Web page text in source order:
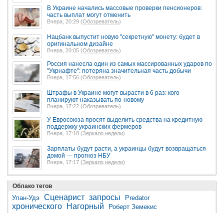
В Украине начались массовые проверки пенсионеров:
часть выплат могут отменить
Вчера, 20:29 (Обозреватель)
Нацбанк выпустит новую "секретную" монету: будет в
оригинальном дизайне
Вчера, 20:05 (Обозреватель)
Россия нанесла один из самых массированных ударов по
"Укрнафте": потеряна значительная часть добычи
Вчера, 17:56 (Обозреватель)
Штрафы в Украине могут вырасти в 6 раз: кого
планируют наказывать по-новому
Вчера, 17:22 (Обозреватель)
У Евросоюза просят выделить средства на кредитную
поддержку украинских фермеров
Вчера, 17:18 (Зеркало недели)
Зарплаты будут расти, а украинцы будут возвращаться
домой — прогноз НБУ
Вчера, 17:17 (Зеркало недели)
Облако тегов
Улан-Удэ Сценарист запросы Predator
хронического Нагорный Роберт Земекис